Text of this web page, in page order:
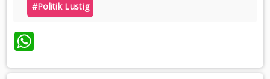
#politik Lustig
WhatsApp